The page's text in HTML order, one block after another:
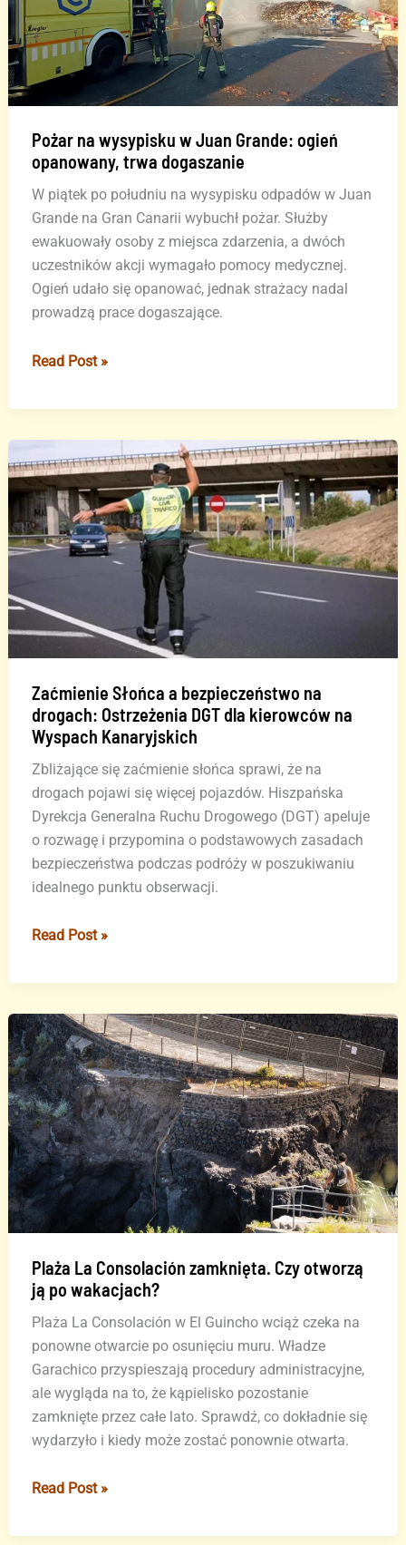
Pożar na wysypisku w Juan Grande: ogień
opanowany, trwa dogaszanie
W piątek po południu na wysypisku odpadów w Juan
Grande na Gran Canarii wybuchł pożar. Służby
ewakuowały osoby z miejsca zdarzenia, a dwóch
uczestników akcji wymagało pomocy medycznej.
Ogień udało się opanować, jednak strażacy nadal
prowadzą prace dogaszające.
Pożar
wysypisku
Grande:
ogień
opanowany,
trwa
Read Post »
Zaćmienie Słońca a bezpieczeństwo na
drogach: Ostrzeżenia DGT dla kierowców na
Wyspach Kanaryjskich
Zbliżające się zaćmienie słońca sprawi, że na
drogach pojawi się więcej pojazdów. Hiszpańska
Dyrekcja Generalna Ruchu Drogowego (DGT) apeluje
o rozwagę i przypomina o podstawowych zasadach
bezpieczeństwa podczas podróży w poszukiwaniu
idealnego punktu obserwacji.
Zaćmienie
a
na
drogach:
Ostrzeżenia
DGT
dla
kierowców
na
Wyspach
Kanaryjskich
Read Post »
Plaża La Consolación zamknięta. Czy otworzą
ją po wakacjach?
Plaża La Consolación w El Guincho wciąż czeka na
ponowne otwarcie po osunięciu muru. Władze
Garachico przyspieszają procedury administracyjne,
ale wygląda na to, że kąpielisko pozostanie
zamknięte przez całe lato. Sprawdź, co dokładnie się
wydarzyło i kiedy może zostać ponownie otwarta.
Plaża
Consolación
Read Post »